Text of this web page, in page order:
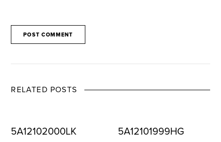
RELATED POSTS
5A12102000LK 5A12101999HG